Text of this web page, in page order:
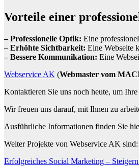
Vorteile einer
– Professionelle Optik: Eine
– Erhöhte Sichtbarkeit: Eine Webseite
– Bessere Kommunikation: Eine
Webservice AK (Webmaster vom
Kontaktieren Sie uns noch heute, um
Wir freuen uns darauf, mit Ihnen zu
Ausführliche Informationen finden Sie
Weiter Projekte von Webservice AK sind:
Erfolgreiches Social Marketing –